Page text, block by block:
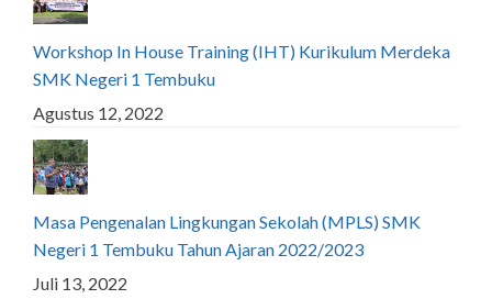
Workshop In House Training (IHT) Kurikulum Merdeka
SMK Negeri 1 Tembuku
Agustus 12, 2022
Masa Pengenalan Lingkungan Sekolah (MPLS) SMK
Negeri 1 Tembuku Tahun Ajaran 2022/2023
Juli 13, 2022